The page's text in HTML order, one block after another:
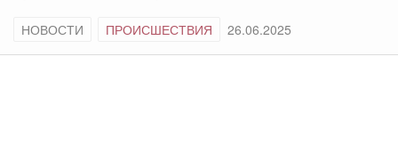
НОВОСТИ ПРОИСШЕСТВИЯ 26.06.2025